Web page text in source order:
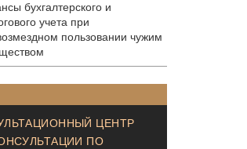
бухгалтерского и
учета при
пользовании чужим
ЦЕНТР
ПО